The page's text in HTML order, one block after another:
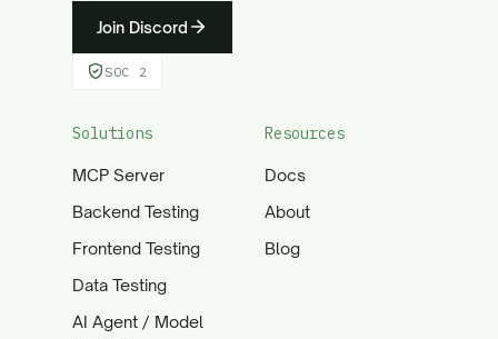
Join Discord
SOC 2
Solutions
MCP Server
Backend Testing
Frontend Testing
Data Testing
AI Agent / Model
Resources
Docs
About
Blog